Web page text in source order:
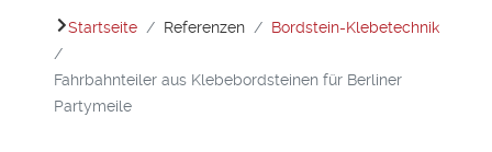
Startseite Referenzen Bordstein-Klebetechnik
Fahrbahnteiler aus Klebebordsteinen für Berliner
Partymeile